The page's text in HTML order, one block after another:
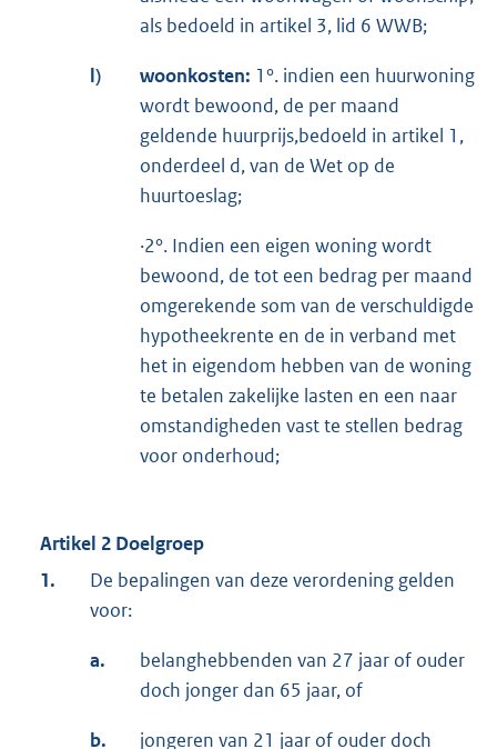
als bedoeld in artikel 3, lid 6 WWB;
l) woonkosten: 1°. indien een huurwoning
wordt bewoond, de per maand
geldende huurprijs,bedoeld in artikel 1,
onderdeel d, van de Wet op de
huurtoeslag;
·2°. Indien een eigen woning wordt
bewoond, de tot een bedrag per maand
omgerekende som van de verschuldigde
hypotheekrente en de in verband met
het in eigendom hebben van de woning
te betalen zakelijke lasten en een naar
omstandigheden vast te stellen bedrag
voor onderhoud;
Artikel 2 Doelgroep
1.
De bepalingen van deze verordening gelden
voor:
a.
belanghebbenden van 27 jaar of ouder
doch jonger dan 65 jaar, of
b. jongeren van 21 jaar of ouder doch